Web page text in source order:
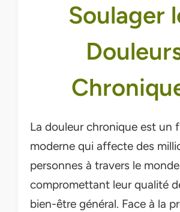
Soulager
La douleur chronique est un
moderne qui affecte des
personnes à travers le
compromettant leur qualité
bien-être général. Face à la